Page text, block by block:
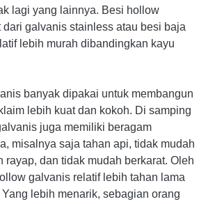
lagi yang lainnya. Besi hollow
dari galvanis stainless atau besi baja
lebih murah dibandingkan kayu
banyak dipakai untuk membangun
lebih kuat dan kokoh. Di samping
juga memiliki beragam
misalnya saja tahan api, tidak mudah
rayap, dan tidak mudah berkarat. Oleh
galvanis relatif lebih tahan lama
lebih menarik, sebagian orang